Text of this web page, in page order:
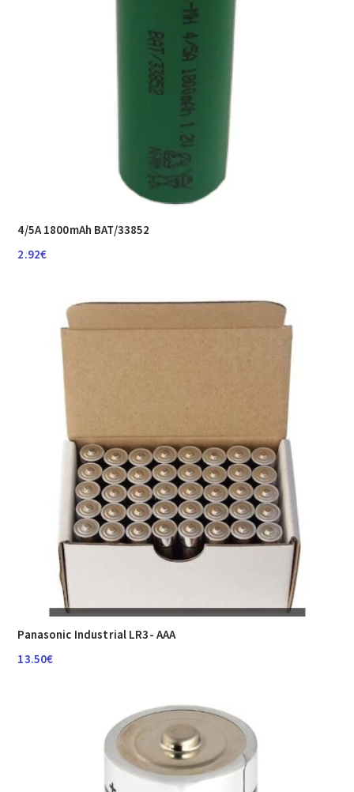
4/5A 1800mAh BAT/33852
2.92€
Panasonic Industrial LR3- AAA
13.50€